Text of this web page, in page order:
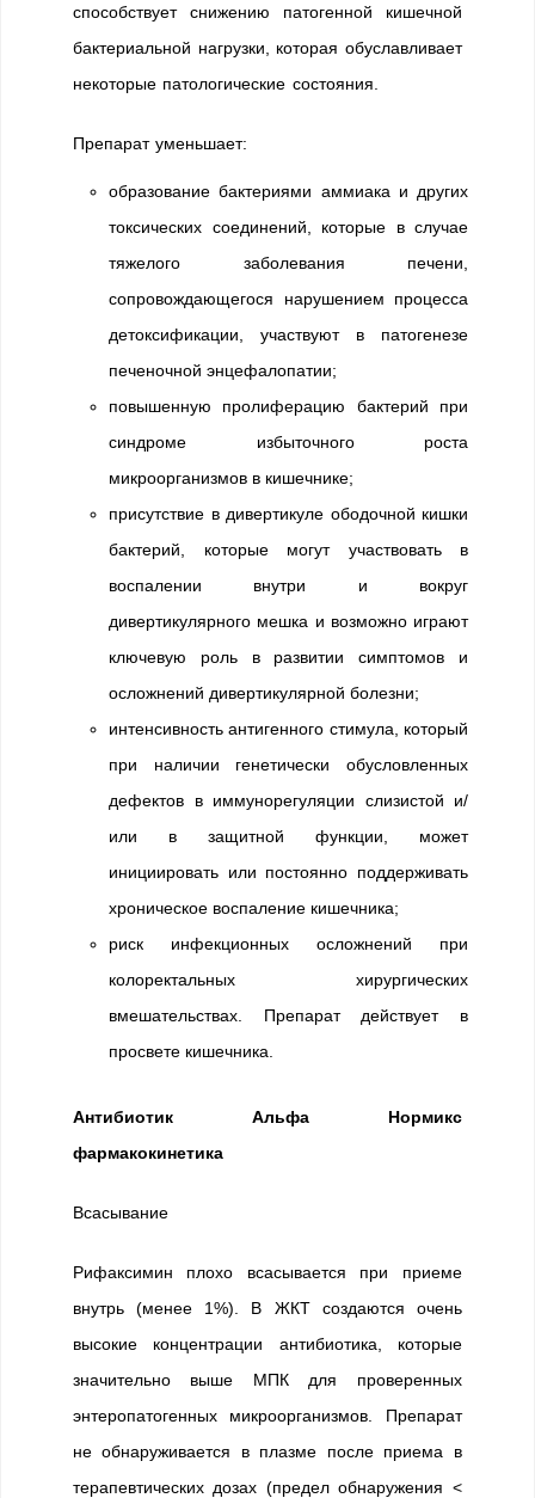
способствует снижению патогенной кишечной
бактериальной нагрузки, которая обуславливает
некоторые патологические состояния.
Препарат уменьшает:
образование бактериями аммиака и других
токсических соединений, которые в случае
тяжелого заболевания печени,
сопровождающегося нарушением процесса
детоксификации, участвуют в патогенезе
печеночной энцефалопатии;
повышенную пролиферацию бактерий при
синдроме избыточного роста
микроорганизмов в кишечнике;
присутствие в дивертикуле ободочной кишки
бактерий, которые могут участвовать в
воспалении внутри и вокруг
дивертикулярного мешка и возможно играют
ключевую роль в развитии симптомов и
осложнений дивертикулярной болезни;
интенсивность антигенного стимула, который
при наличии генетически обусловленных
дефектов в иммунорегуляции слизистой и/
или в защитной функции, может
инициировать или постоянно поддерживать
хроническое воспаление кишечника;
риск инфекционных осложнений при
колоректальных хирургических
вмешательствах. Препарат действует в
просвете кишечника.
Антибиотик Альфа Нормикс
фармакокинетика
Всасывание
Рифаксимин плохо всасывается при приеме
внутрь (менее 1%). В ЖКТ создаются очень
высокие концентрации антибиотика, которые
значительно выше МПК для проверенных
энтеропатогенных микроорганизмов. Препарат
не обнаруживается в плазме после приема в
терапевтических дозах (предел обнаружения <